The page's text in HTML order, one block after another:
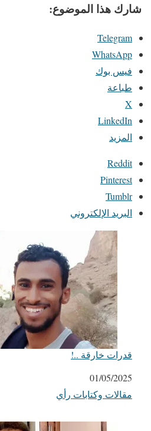
شارك هذا الموضوع:
Telegram
WhatsApp
فيس بوك
طباعة
X
LinkedIn
المزيد
Reddit
Pinterest
Tumblr
البريد الإلكتروني
قدرات خارقة ..!
التاريخ
01/05/2025
في ما يتعلق بما يأتي
مقالات وكتابات رأي